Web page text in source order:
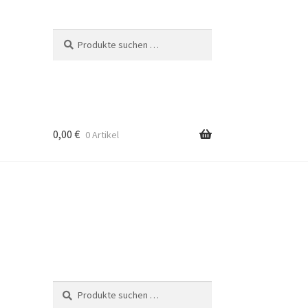
nach:
0,00 € 0 Artikel
Suche
nach:
Suchen